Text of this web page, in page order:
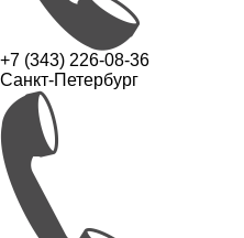
+7 (343) 226-08-36
Санкт-Петербург